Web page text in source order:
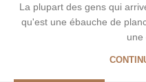
La plupart des gens qui
qu'est une ébauche de
une